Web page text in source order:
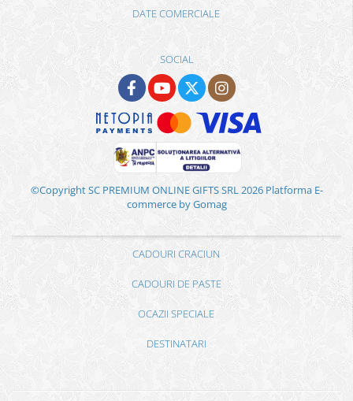
DATE COMERCIALE
SOCIAL
©Copyright SC PREMIUM ONLINE GIFTS SRL 2026 Platforma E-
commerce by Gomag
CADOURI CRACIUN
CADOURI DE PASTE
OCAZII SPECIALE
DESTINATARI